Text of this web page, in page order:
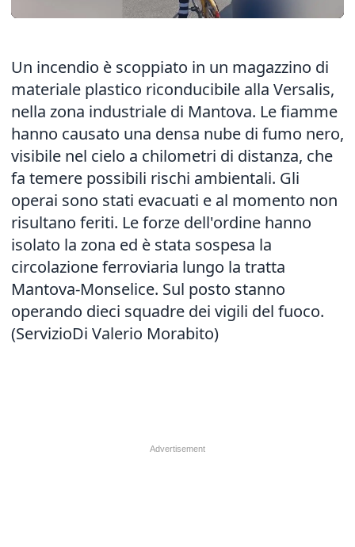
Un incendio è scoppiato in un magazzino di
materiale plastico riconducibile alla Versalis,
nella zona industriale di Mantova. Le fiamme
hanno causato una densa nube di fumo nero,
visibile nel cielo a chilometri di distanza, che
fa temere possibili rischi ambientali. Gli
operai sono stati evacuati e al momento non
risultano feriti. Le forze dell'ordine hanno
isolato la zona ed è stata sospesa la
circolazione ferroviaria lungo la tratta
Mantova-Monselice. Sul posto stanno
operando dieci squadre dei vigili del fuoco.
(ServizioDi Valerio Morabito)